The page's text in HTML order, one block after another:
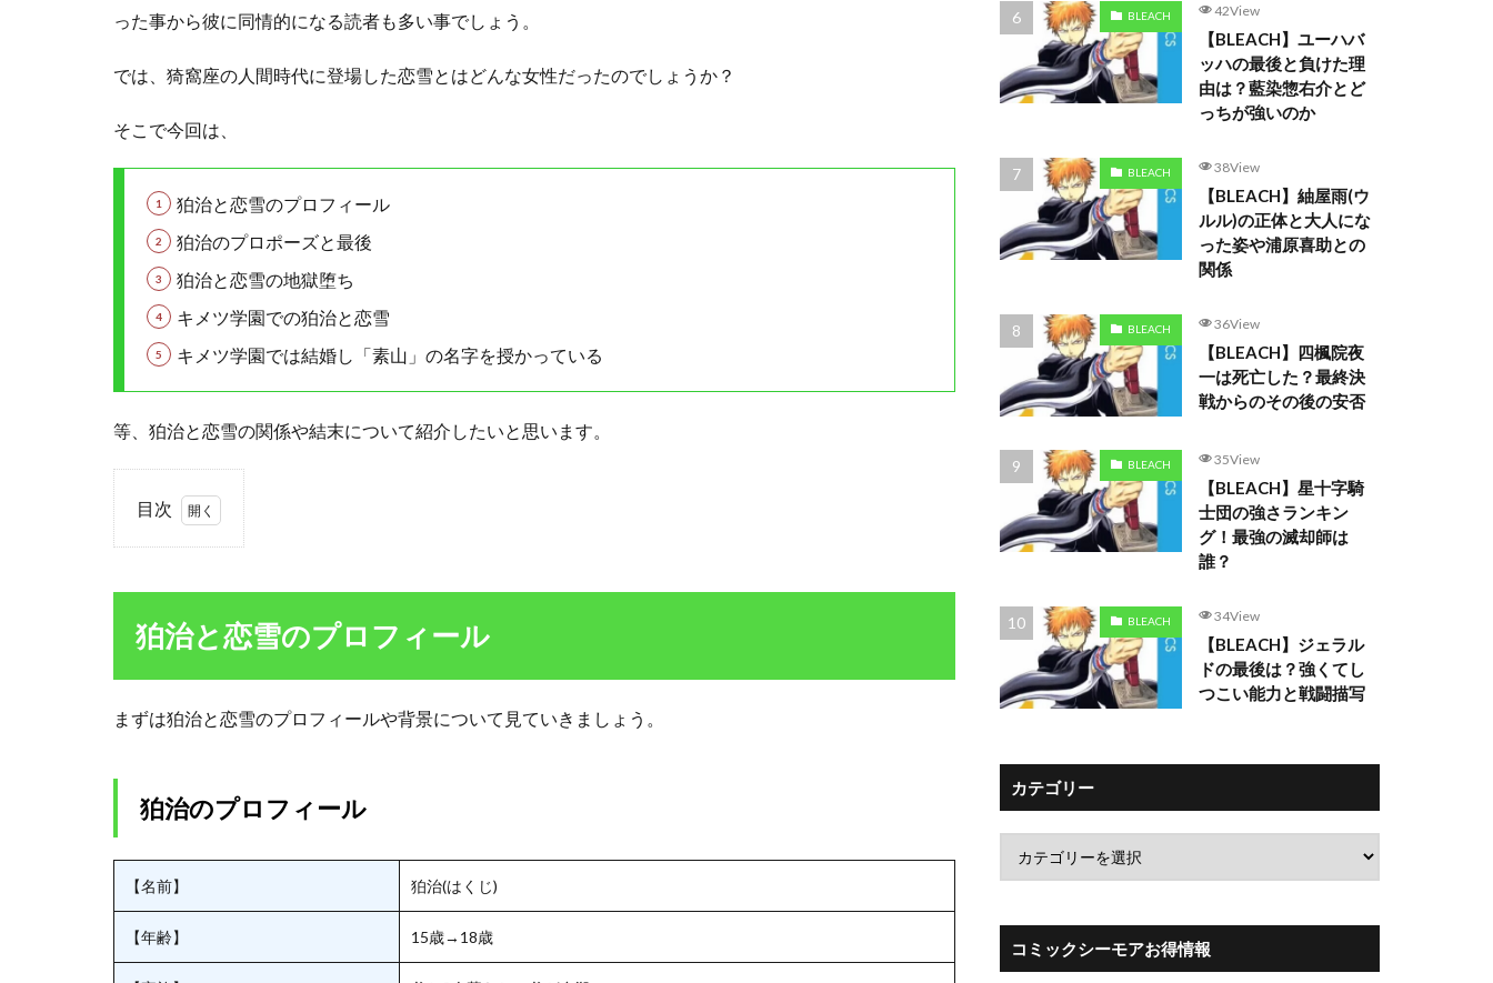
った事から彼に同情的になる読者も多い事でしょう。
では、猗窩座の人間時代に登場した恋雪とはどんな女性だったのでしょうか？
そこで今回は、
狛治と恋雪のプロフィール
狛治のプロポーズと最後
狛治と恋雪の地獄堕ち
キメツ学園での狛治と恋雪
キメツ学園では結婚し「素山」の名字を授かっている
等、狛治と恋雪の関係や結末について紹介したいと思います。
目次
治
恋
の
ロ
ー
ル
1.1
狛治
のプ
ロフ
狛治と恋雪のプロフィール
まずは狛治と恋雪のプロフィールや背景について見ていきましょう。
狛治のプロフィール
【名前】 狛治(はくじ)
【年齢】 15歳→18歳
BLEACH 42View
【BLEACH】ユーハバ
ッハの最後と負けた理
由は？藍染惣右介とど
っちが強いのか
BLEACH 38View
【BLEACH】紬屋雨(ウ
ルル)の正体と大人にな
った姿や浦原喜助との
関係
BLEACH 36View
【BLEACH】四楓院夜
一は死亡した？最終決
戦からのその後の安否
BLEACH 35View
【BLEACH】星十字騎
士団の強さランキン
グ！最強の滅却師は
誰？
BLEACH 34View
【BLEACH】ジェラル
ドの最後は？強くてし
つこい能力と戦闘描写
カテゴリー
コミックシーモアお得情報